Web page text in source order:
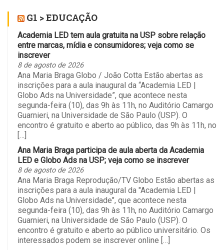
G1 > EDUCAÇÃO
Academia LED tem aula gratuita na USP sobre relação
entre marcas, mídia e consumidores; veja como se
inscrever
8 de agosto de 2026
Ana Maria Braga Globo / João Cotta Estão abertas as
inscrições para a aula inaugural da “Academia LED |
Globo Ads na Universidade”, que acontece nesta
segunda-feira (10), das 9h às 11h, no Auditório Camargo
Guarnieri, na Universidade de São Paulo (USP). O
encontro é gratuito e aberto ao público, das 9h às 11h, no
[…]
Ana Maria Braga participa de aula aberta da Academia
LED e Globo Ads na USP; veja como se inscrever
8 de agosto de 2026
Ana Maria Braga Reprodução/TV Globo Estão abertas as
inscrições para a aula inaugural da "Academia LED |
Globo Ads na Universidade", que acontece nesta
segunda-feira (10), das 9h às 11h, no Auditório Camargo
Guarnieri, na Universidade de São Paulo (USP). O
encontro é gratuito e aberto ao público universitário. Os
interessados podem se inscrever online […]